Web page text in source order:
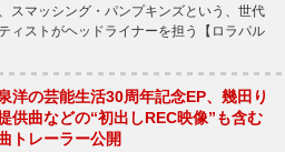
スマッシング・パンプキンズという、世代
ィストがヘッドライナーを担う【ロラパル
洋の芸能生活30周年記念EP、幾田り
供曲などの“初出しREC映像”も含む
トレーラー公開